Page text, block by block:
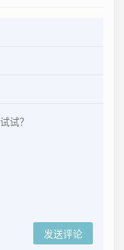
发送评论